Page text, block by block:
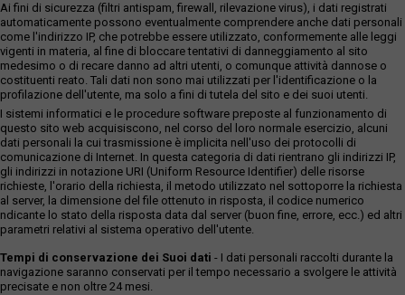
Ai fini di sicurezza (filtri antispam, firewall, rilevazione virus), i dati registrati
automaticamente possono eventualmente comprendere anche dati personali
come l'indirizzo IP, che potrebbe essere utilizzato, conformemente alle leggi
vigenti in materia, al fine di bloccare tentativi di danneggiamento al sito
medesimo o di recare danno ad altri utenti, o comunque attività dannose o
costituenti reato. Tali dati non sono mai utilizzati per l'identificazione o la
profilazione dell'utente, ma solo a fini di tutela del sito e dei suoi utenti.
I sistemi informatici e le procedure software preposte al funzionamento di
questo sito web acquisiscono, nel corso del loro normale esercizio, alcuni
dati personali la cui trasmissione è implicita nell'uso dei protocolli di
comunicazione di Internet. In questa categoria di dati rientrano gli indirizzi IP,
gli indirizzi in notazione URI (Uniform Resource Identifier) delle risorse
richieste, l'orario della richiesta, il metodo utilizzato nel sottoporre la richiesta
al server, la dimensione del file ottenuto in risposta, il codice numerico
ndicante lo stato della risposta data dal server (buon fine, errore, ecc.) ed altri
parametri relativi al sistema operativo dell'utente.
Tempi di conservazione dei Suoi dati - I dati personali raccolti durante la
navigazione saranno conservati per il tempo necessario a svolgere le attività
precisate e non oltre 24 mesi.